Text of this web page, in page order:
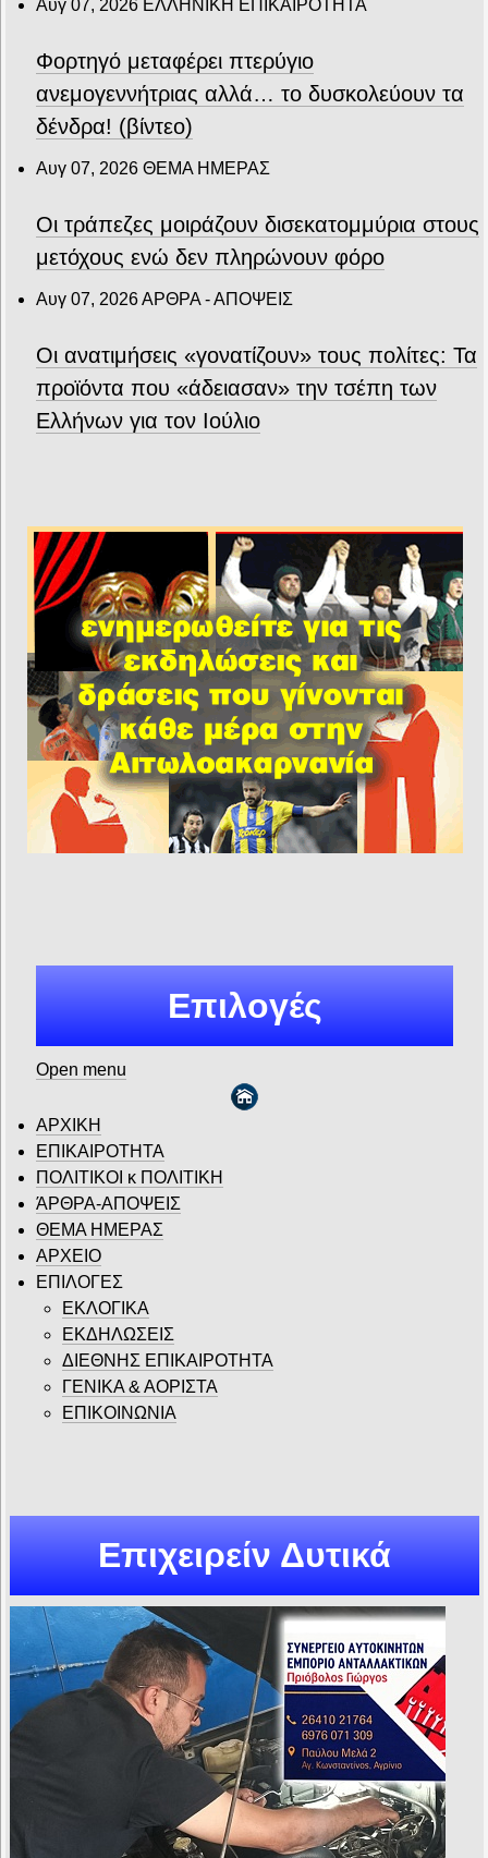
Αυγ 07, 2026 ΕΛΛΗΝΙΚΗ ΕΠΙΚΑΙΡΟΤΗΤΑ
Φορτηγό μεταφέρει πτερύγιο
ανεμογεννήτριας αλλά… το δυσκολεύουν τα
δένδρα! (βίντεο)
Αυγ 07, 2026 ΘΕΜΑ ΗΜΕΡΑΣ
Οι τράπεζες μοιράζουν δισεκατομμύρια στους
μετόχους ενώ δεν πληρώνουν φόρο
Αυγ 07, 2026ΑΡΘΡΑ - ΑΠΟΨΕΙΣ
Οι ανατιμήσεις «γονατίζουν» τους πολίτες: Τα
προϊόντα που «άδειασαν» την τσέπη των
Ελλήνων για τον Ιούλιο
Επιλογές
Open menu
ΑΡΧΙΚΗ
ΕΠΙΚΑΙΡΟΤΗΤΑ
ΠΟΛΙΤΙΚΟΙ κ ΠΟΛΙΤΙΚΗ
ΆΡΘΡΑ-ΑΠΟΨΕΙΣ
ΘΕΜΑ ΗΜΕΡΑΣ
ΑΡΧΕΙΟ
ΕΠΙΛΟΓΕΣ
ΕΚΛΟΓΙΚΑ
ΕΚΔΗΛΩΣΕΙΣ
ΔΙΕΘΝΗΣ ΕΠΙΚΑΙΡΟΤΗΤΑ
ΓΕΝΙΚΑ & ΑΟΡΙΣΤΑ
ΕΠΙΚΟΙΝΩΝΙΑ
Επιχειρείν Δυτικά